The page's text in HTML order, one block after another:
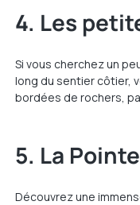
4. Les
Si vous cherchez un
long du sentier côtier,
bordées de rochers,
5. La
Découvrez une